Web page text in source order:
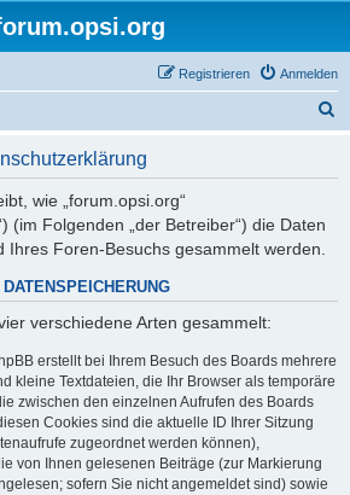
Anmelden
Registrieren
wie „forum.opsi.org“
(im Folgenden „der Betreiber“) die Daten
Ihres Foren-Besuchs gesammelt werden.
verschiedene Arten gesammelt:
erstellt bei Ihrem Besuch des Boards mehrere
kleine Textdateien, die Ihr Browser als temporäre
zwischen den einzelnen Aufrufen des Boards
Cookies sind die aktuelle ID Ihrer Sitzung
zugeordnet werden können),
von Ihnen gelesenen Beiträge (zur Markierung
sofern Sie nicht angemeldet sind) sowie